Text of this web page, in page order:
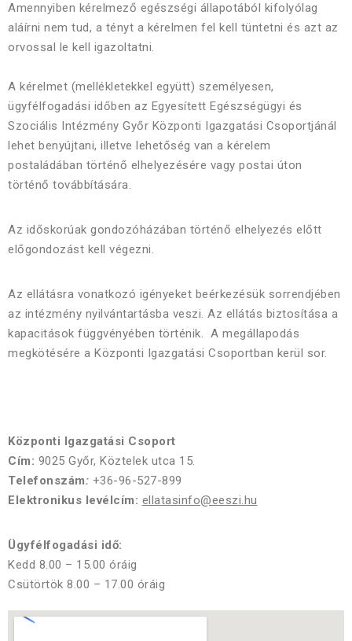
Amennyiben kérelmező egészségi állapotából kifolyólag
aláírni nem tud, a tényt a kérelmen fel kell tüntetni és azt az
orvossal le kell igazoltatni.
A kérelmet (mellékletekkel együtt) személyesen,
ügyfélfogadási időben az Egyesített Egészségügyi és
Szociális Intézmény Győr Központi Igazgatási Csoportjánál
lehet benyújtani, illetve lehetőség van a kérelem
postaládában történő elhelyezésére vagy postai úton
történő továbbítására.
Az időskorúak gondozóházában történő elhelyezés előtt
előgondozást kell végezni.
Az ellátásra vonatkozó igényeket beérkezésük sorrendjében
az intézmény nyilvántartásba veszi. Az ellátás biztosítása a
kapacitások függvényében történik. A megállapodás
megkötésére a Központi Igazgatási Csoportban kerül sor.
Központi Igazgatási Csoport
Cím: 9025 Győr, Köztelek utca 15.
Telefonszám: +36-96-527-899
Elektronikus levélcím: ellatasinfo@eeszi.hu
Ügyfélfogadási idő:
Kedd 8.00 – 15.00 óráig
Csütörtök 8.00 – 17.00 óráig